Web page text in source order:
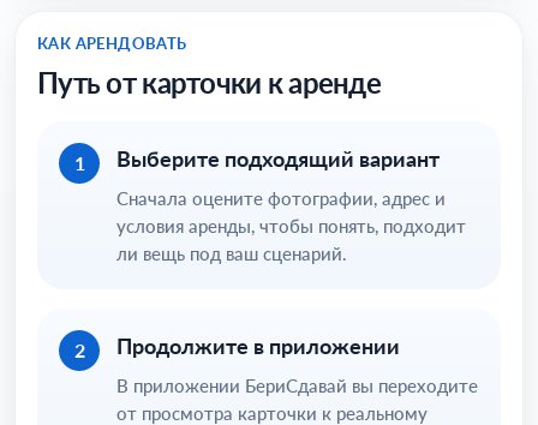
КАК АРЕНДОВАТЬ
Путь от карточки к аренде
1 Выберите подходящий вариант
Сначала оцените фотографии, адрес и
условия аренды, чтобы понять, подходит
ли вещь под ваш сценарий.
2 Продолжите в приложении
В приложении БериСдавай вы переходите
от просмотра карточки к реальному